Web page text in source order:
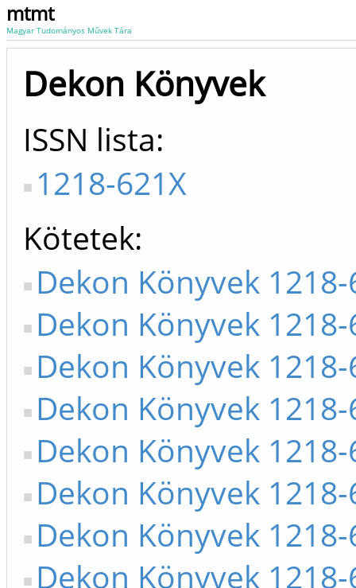
mtmt
Magyar Tudományos Művek Tára
Dekon Könyvek
ISSN lista
1218-621X
Kötetek
Dekon Könyvek 1218-
Dekon Könyvek 1218-
Dekon Könyvek 1218-
Dekon Könyvek 1218-
Dekon Könyvek 1218-
Dekon Könyvek 1218-
Dekon Könyvek 1218-
Dekon Könyvek 1218-